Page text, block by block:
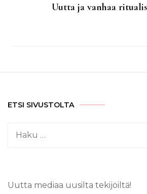
Uutta ja vanhaa
ETSI SIVUSTOLTA
Haku:
Uutta mediaa uusilta tekijöiltä!